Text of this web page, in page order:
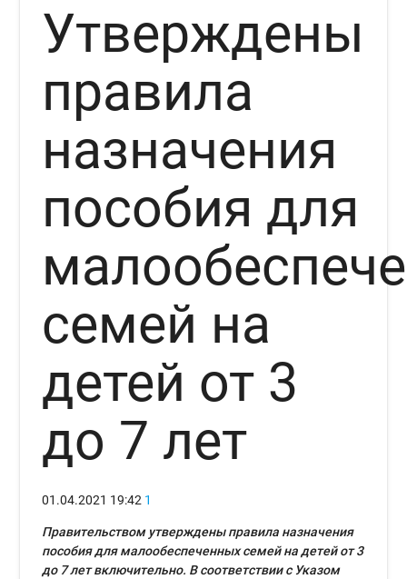
Утверждены
правила
назначения
пособия для
семей на
детей от 3
до 7 лет
01.04.2021 19:42 1
Правительством утверждены правила назначения
пособия для малообеспеченных семей на детей от 3
до 7 лет включительно. В соответствии с Указом